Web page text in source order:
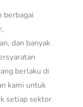
berbagai
dan banyak
berlaku di
kami untuk
setiap sektor